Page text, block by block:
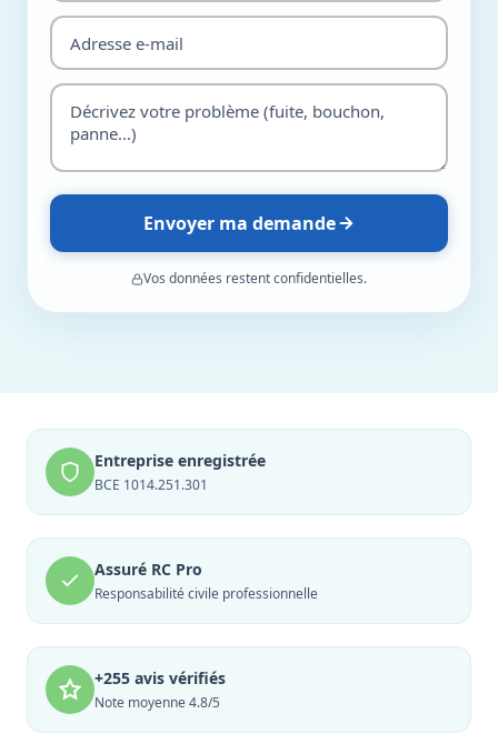
Envoyer ma demande
Vos données restent confidentielles.
Entreprise enregistrée
BCE 1014.251.301
Assuré RC Pro
Responsabilité civile professionnelle
+255 avis vérifiés
Note moyenne 4.8/5